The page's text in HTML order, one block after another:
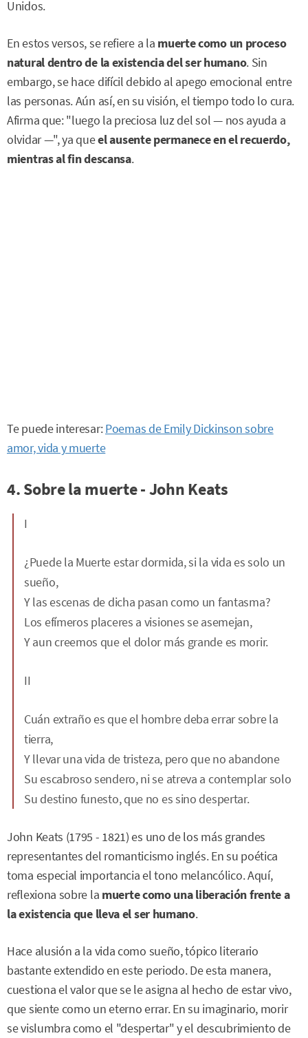
Unidos.
En estos versos, se refiere a la muerte como un proceso
natural dentro de la existencia del ser humano. Sin
embargo, se hace difícil debido al apego emocional entre
las personas. Aún así, en su visión, el tiempo todo lo cura.
Afirma que: "luego la preciosa luz del sol — nos ayuda a
olvidar —", ya queel ausente permanece en el recuerdo,
mientras al fin descansa.
Te puede interesar:Poemas de Emily Dickinson sobre
amor, vida y muerte
4. Sobre la muerte - John Keats
I
¿Puede la Muerte estar dormida, si la vida es solo un
sueño,
Y las escenas de dicha pasan como un fantasma?
Los efímeros placeres a visiones se asemejan,
Y aun creemos que el dolor más grande es morir.
II
Cuán extraño es que el hombre deba errar sobre la
tierra,
Y llevar una vida de tristeza, pero que no abandone
Su escabroso sendero, ni se atreva a contemplar solo
Su destino funesto, que no es sino despertar.
John Keats (1795 - 1821) es uno de los más grandes
representantes del romanticismo inglés. En su poética
toma especial importancia el tono melancólico. Aquí,
reflexiona sobre la muerte como una liberación frente a
la existencia que lleva el ser humano.
Hace alusión a la vida como sueño, tópico literario
bastante extendido en este periodo. De esta manera,
cuestiona el valor que se le asigna al hecho de estar vivo,
que siente como un eterno errar. En su imaginario, morir
se vislumbra como el "despertar" y el descubrimiento de